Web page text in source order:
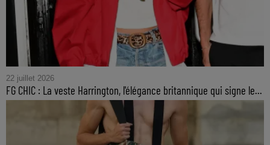
22 juillet 2026
FG CHIC : La veste Harrington, l'élégance britannique qui signe le...